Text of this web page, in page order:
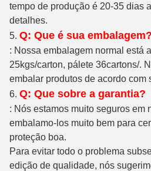
tempo de produção é 20-35 dias
detalhes.
5. Q: Que é sua embalagem?
: Nossa embalagem normal está
25kgs/carton, pálete 36cartons/.
embalar produtos de acordo com
6. Q: Que sobre a garantia?
: Nós estamos muito seguros em
embalamo-los muito bem para
proteção boa.
Para evitar todo o problema
edição de qualidade, nós